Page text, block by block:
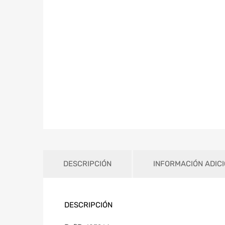
DESCRIPCIÓN INFORMACIÓN
DESCRIPCIÓN